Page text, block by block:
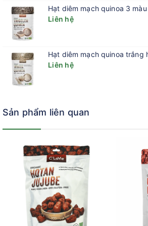
trạng dẻo dai
Nhờ hàm lượng axit axetic thực vật dồi
dưỡng chất từ mật ong và nước cốt táo,
nhiều lợi ích vàng cho cơ thể:
Nuôi dưỡng hệ tiêu hóa khỏe mạnh:
axetic tự nhiên cùng hệ vi sinh
hóa hoạt động trơn tru, giảm cảm
hấp thu dưỡng chất tối ưu.
Thúc đẩy quá trình trao đổi chất và
lượng tự nhiên diễn ra thuận lợi,
các năng lượng tích tụ, đem lại cảm
khoái cho ngày mới năng suất.
Làm dịu cơ thể và tăng cường đề
tế của mật ong hữu cơ và nước ép
hương vị trở nên mềm mại, dễ tiếp
Hạt diêm mạch quinoa 3
Liên hệ
Hạt diêm mạch quinoa trắng
Liên hệ
Sản phẩm liên quan